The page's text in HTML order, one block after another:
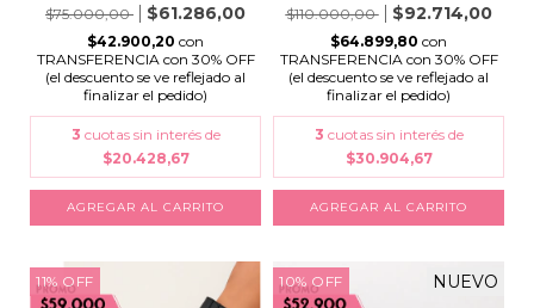
$75.000,00
$61.286,00
$42.900,20 con
TRANSFERENCIA con 30% OFF
(el descuento se ve reflejado al
finalizar el pedido)
3 cuotas sin interés de
$20.428,67
AGREGAR AL CARRITO
$110.000,00
$92.714,00
$64.899,80 con
TRANSFERENCIA con 30% OFF
(el descuento se ve reflejado al
finalizar el pedido)
3 cuotas sin interés de
$30.904,67
AGREGAR AL CARRITO
11% OFF 10% OFF NUEVO